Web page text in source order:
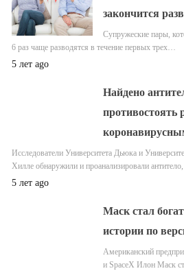
закончится
Супружеские пары,
6 раз чаще разводятся в течение первых трех…
5 лет ago
Найдено
противостоять
Исследователи Университета Дьюка и
Хилле обнаружили и проанализировали
5 лет ago
Маск стал
истории по
Американский
и SpaceX Илон Маск